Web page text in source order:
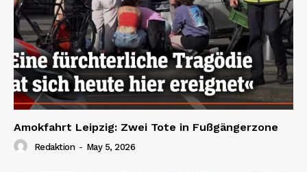
Amokfahrt Leipzig: Zwei Tote in Fußgängerzone
Redaktion - May 5, 2026